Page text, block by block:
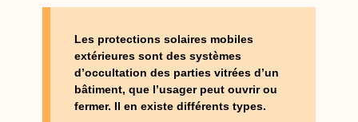
Les protections solaires mobiles
extérieures sont des systèmes
d’occultation des parties vitrées d’un
bâtiment, que l’usager peut ouvrir ou
fermer. Il en existe différents types.